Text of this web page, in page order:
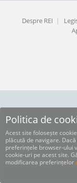
Despre REI |
Politica de
Acest site folosește
plăcută de navigare.
preferințele browser-ului
cookie-uri pe acest site.
modificarea preferințelor